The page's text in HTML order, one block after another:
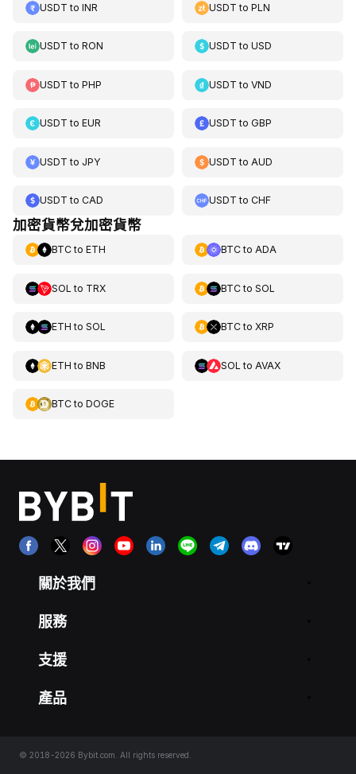
USDT to INR USDT toPLN
USDT to RON USDT toUSD
USDT to PHP USDT toVND
USDT to EUR USDT toGBP
USDT to JPY USDT to AUD
USDT to CAD USDT toCHF
加密貨幣兌加密貨幣
BTCto ETH BTCto ADA
SOL to TRX BTCto SOL
ETH to SOL BTCto XRP
ETH to BNB SOL to AVAX
BTCto DOGE
關於我們
服務
支援
產品
© 2018-2026 Bybit.com. All rights reserved.